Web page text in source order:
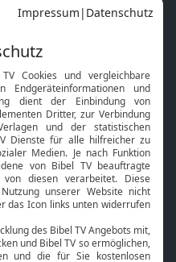
Mobile App
Smart TV
HbbTV
Bibelthek Online-Bibel
Nächster Gottesdienst
Service
Kontakt